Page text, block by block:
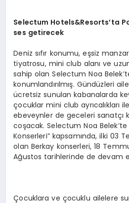
Selectum Hotels&Resorts’ta
ses getirecek
Deniz sıfır konumu, eşsiz
tiyatrosu, mini club alanı ve
sahip olan Selectum Noa
konumlandırılmış. Gündüzleri
ücretsiz sunulan kabanalarda
çocuklar mini club ayrıcalıkları
ebeveynler de geceleri sanatçı
coşacak. Selectum Noa Belek’te
Konserleri” kapsamında, ilki 03
olan Berkay konserleri, 18
Ağustos tarihlerinde de devam
Çocuklara ve çocuklu ailelere